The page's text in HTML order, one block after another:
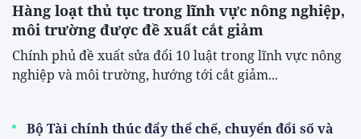
Hàng loạt thủ tục trong lĩnh vực nông nghiệp,
môi trường được đề xuất cắt giảm
Chính phủ đề xuất sửa đổi 10 luật trong lĩnh vực nông
nghiệp và môi trường, hướng tới cắt giảm...
Bộ Tài chính thúc đẩy thể chế, chuyển đổi số và